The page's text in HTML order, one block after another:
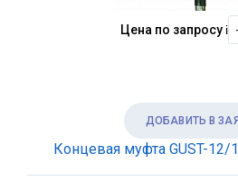
Цена по запросу i -
ДОБАВИТЬ В
Концевая муфта GUST-